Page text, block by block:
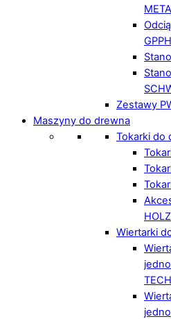
GPPH
Zestawy
Maszyny do drewna
Tokarki do
Wiertarki